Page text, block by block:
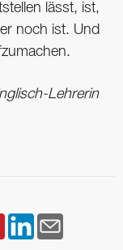
lässt, ist,
noch ist. Und
Lehrerin